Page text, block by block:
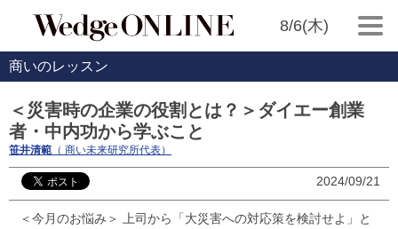
8/6(木)
商いのレッスン
＜災害時の企業の役割とは？＞ダイエー創業
者・中内功から学ぶこと
笹井清範 （ 商い未来研究所代表）
2024/09/21
＜今月のお悩み＞ 上司から「大災害への対応策を検討せよ」と